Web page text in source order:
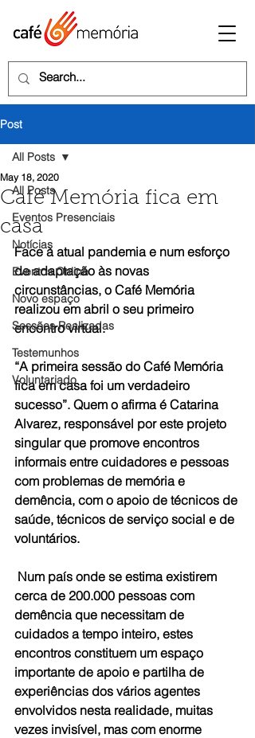
Post
All Posts
Eventos Presenciais
Notícias
Eventos Online
Novo espaço
Sessões Realizadas
Testemunhos
Voluntariado
All Posts
Café Memória fica em
casa
May 18, 2020
Face à atual pandemia e num esforço
de adaptação às novas
circunstâncias, o Café Memória
realizou em abril o seu primeiro
encontro virtual.
“A primeira sessão do Café Memória
fica em casa foi um verdadeiro
sucesso”. Quem o afirma é Catarina
Alvarez, responsável por este projeto
singular que promove encontros
informais entre cuidadores e pessoas
com problemas de memória e
demência, com o apoio de técnicos de
saúde, técnicos de serviço social e de
voluntários.
cerca de 200.000 pessoas com
demência que necessitam de
cuidados a tempo inteiro, estes
encontros constituem um espaço
importante de apoio e partilha de
experiências dos vários agentes
envolvidos nesta realidade, muitas
vezes invisível, mas com enorme